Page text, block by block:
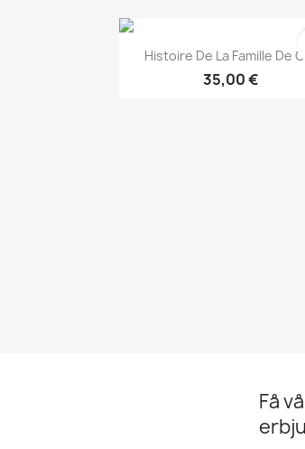
Snabbvy
Histoire De La Famille De
35,00 €
Få